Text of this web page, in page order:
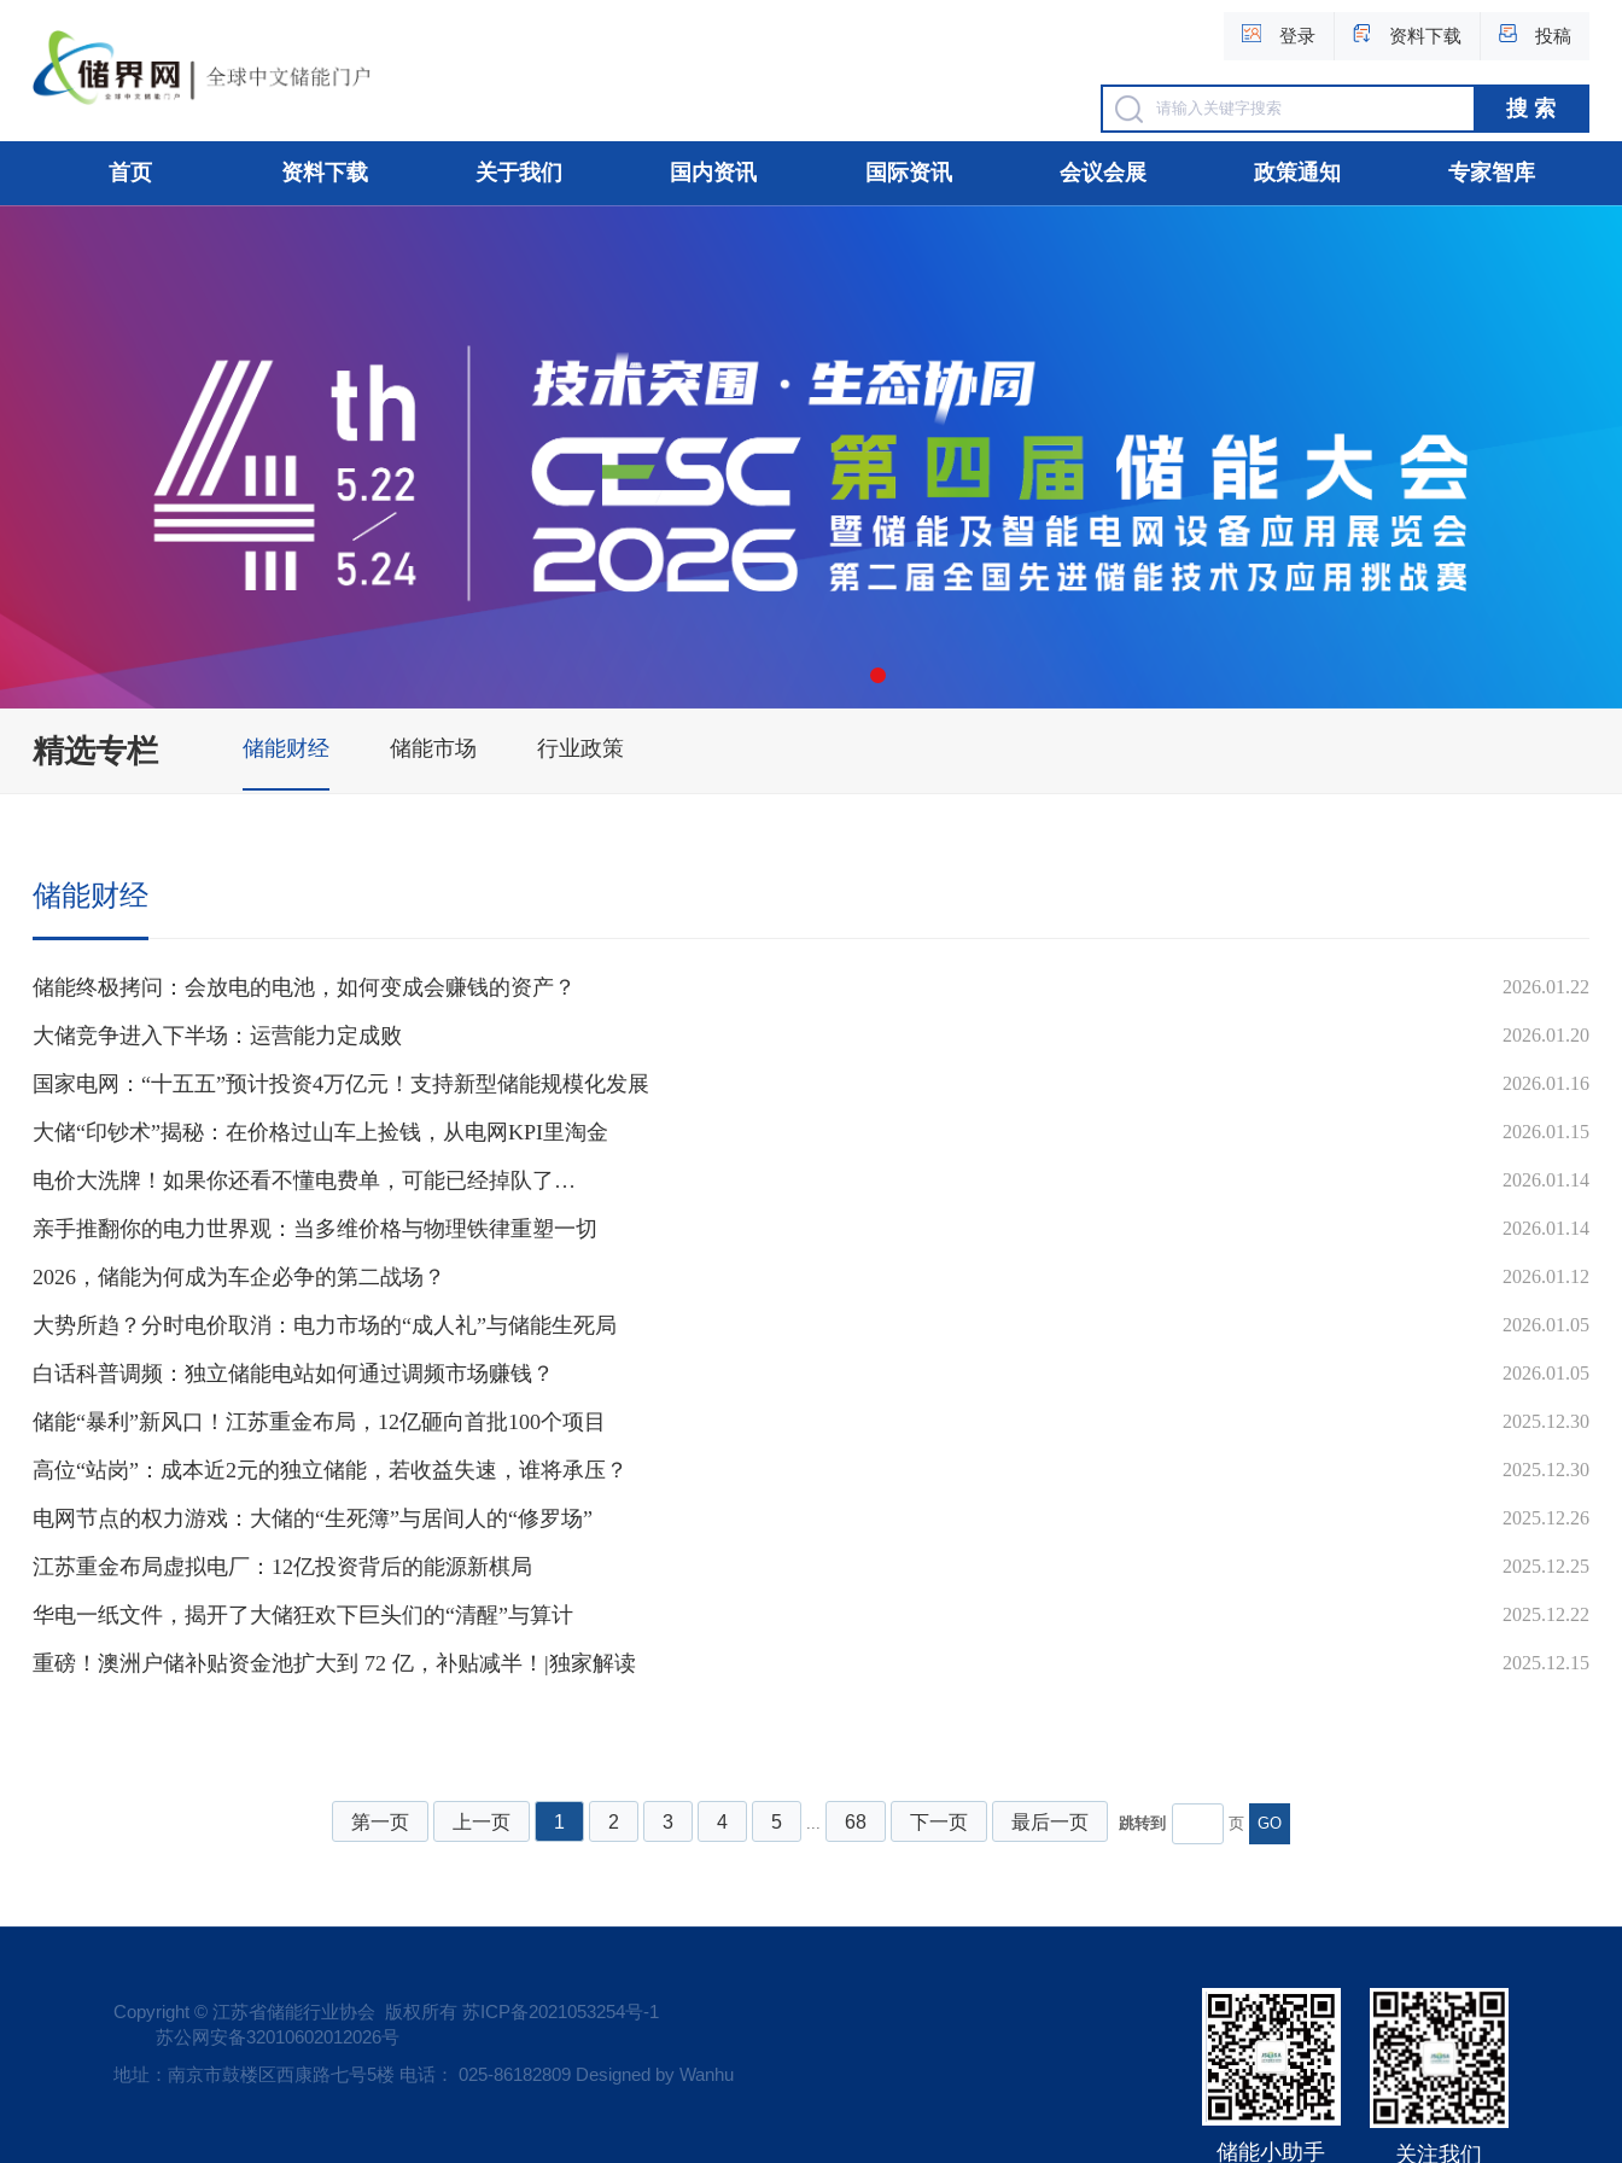
登录 资料下载 投稿
首页 资料下载 关于我们 国内资讯 国际资讯 会议会展 政策通知 专家智库
精选专栏 储能财经 储能市场 行业政策
储能财经
2026.01.22
储能终极拷问：会放电的电池，如何变成会赚钱的资产？
2026.01.20
大储竞争进入下半场：运营能力定成败
2026.01.16
国家电网：“十五五”预计投资4万亿元！支持新型储能规模化发展
2026.01.15
大储“印钞术”揭秘：在价格过山车上捡钱，从电网KPI里淘金
2026.01.14
电价大洗牌！如果你还看不懂电费单，可能已经掉队了…
2026.01.14
亲手推翻你的电力世界观：当多维价格与物理铁律重塑一切
2026.01.12
2026，储能为何成为车企必争的第二战场？
2026.01.05
大势所趋？分时电价取消：电力市场的“成人礼”与储能生死局
2026.01.05
白话科普调频：独立储能电站如何通过调频市场赚钱？
2025.12.30
储能“暴利”新风口！江苏重金布局，12亿砸向首批100个项目
2025.12.30
高位“站岗”：成本近2元的独立储能，若收益失速，谁将承压？
2025.12.26
电网节点的权力游戏：大储的“生死簿”与居间人的“修罗场”
2025.12.25
江苏重金布局虚拟电厂：12亿投资背后的能源新棋局
2025.12.22
华电一纸文件，揭开了大储狂欢下巨头们的“清醒”与算计
2025.12.15
重磅！澳洲户储补贴资金池扩大到 72 亿，补贴减半！|独家解读
第一页 上一页 1 2 3 4 5 ... 68 下一页 最后一页 跳转到 页 GO
关注我们
储能小助手
Copyright © 江苏省储能行业协会 版权所有苏ICP备2021053254号-1
苏公网安备32010602012026号
地址：南京市鼓楼区西康路七号5楼 电话： 025-86182809 Designed byWanhu